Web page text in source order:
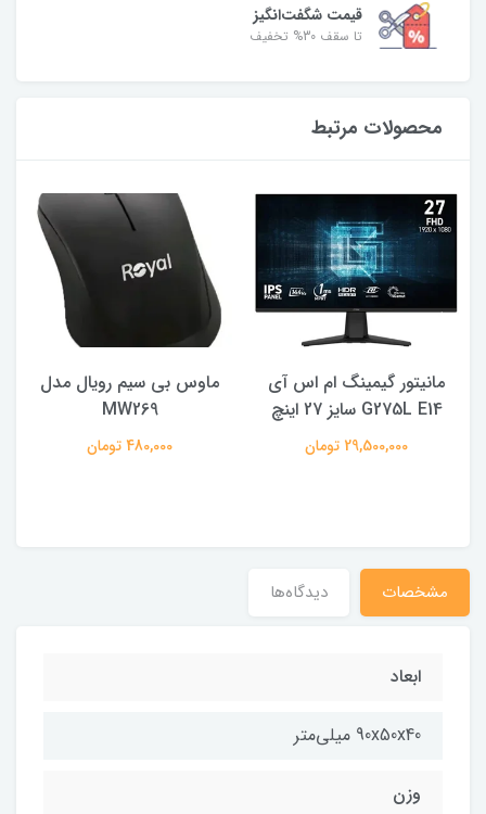
قیمت شگفت‌انگیز
تا سقف 30% تخفیف
محصولات مرتبط
مانیتور گیمینگ ام اس آی
G275L E14 سایز 27 اینچ
29,500,000 تومان
ماوس بی سیم رویال مدل
MW269
480,000 تومان
مشخصات دیدگاه‌ها
ابعاد
90x50x40 میلی‌متر
وزن